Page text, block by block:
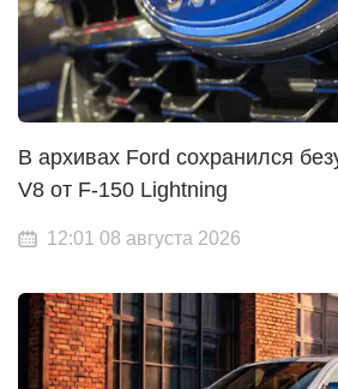
В архивах Ford сохранился
V8 от F-150 Lightning
12:01 08 августа 2026